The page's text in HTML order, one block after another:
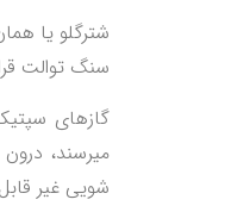
شترگلو يا
سنگ توالت
گازهای
میرسند،
شویی غير